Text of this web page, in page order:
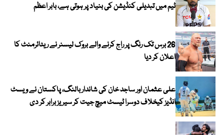
ٹیم میں تبدیلی کنڈیشن کی بنیاد پر ہوتی ہے، بابر اعظم
26 برس تک رنگ پر راج کرنے والے بروک لیسنر نے ریٹائرمنٹ کا
اعلان کر دیا
علی عثمان اور ساجد خان کی شاندار بالنگ، پاکستان نے ویسٹ
انڈیز کیخلاف دوسرا ٹیسٹ میچ جیت کر سیریز برابر کر دی